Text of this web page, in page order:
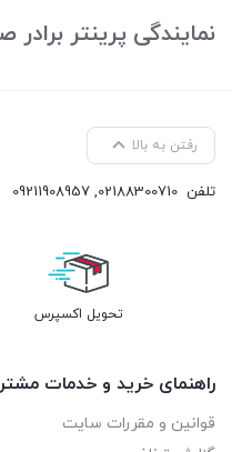
نمایندگی پرینتر برادر
رفتن به بالا
تلفن 02188300710
,
09211908957
تحویل اکسپرس
راهنمای خرید و خدمات
قوانین و مقررات سایت